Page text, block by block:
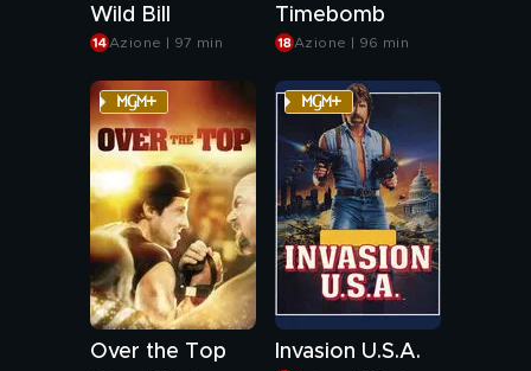
Wild Bill
Azione | 97 min
Timebomb
Azione | 96 min
Over the Top Invasion U.S.A.